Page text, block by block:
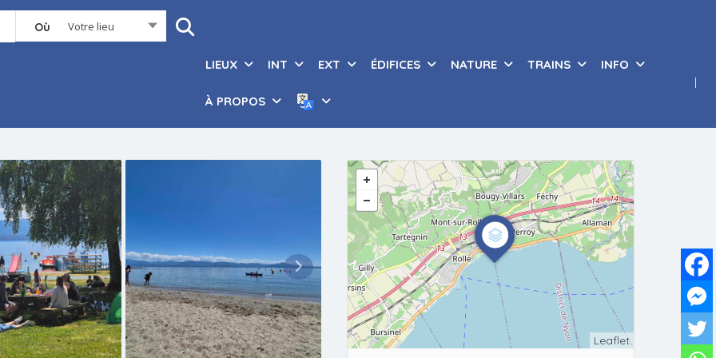
Où Votre lieu
LIEUX INT EXT ÉDIFICES NATURE TRAINS INFO
À PROPOS
Leaflet